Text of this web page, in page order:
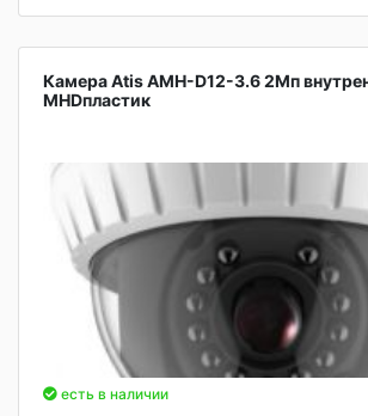
Камера Atis AMH-D12-3.6 2Мп
MHDпластик
есть в наличии